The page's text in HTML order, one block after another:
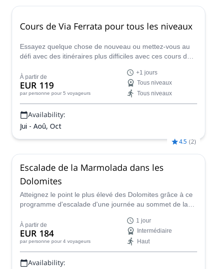
Cours de Via Ferrata pour tous les niveaux
Essayez quelque chose de nouveau ou mettez-vous au
défi avec des itinéraires plus difficiles avec ces cours de
À partir de
EUR 119
par personne pour 5 voyageurs
+1 jours
Tous niveaux
Tous niveaux
Availability:
Jui - Aoû, Oct
4.5 (2)
Escalade de la Marmolada dans les
Dolomites
Atteignez le point le plus élevé des Dolomites grâce à ce
programme d'escalade d'une journée au sommet de la
À partir de
EUR 184
par personne pour 4 voyageurs
1 jour
Intermédiaire
Haut
Availability: